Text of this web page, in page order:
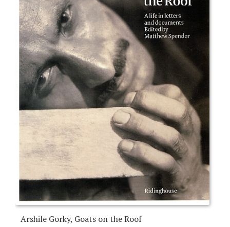
Arshile Gorky, Goats on the Roof